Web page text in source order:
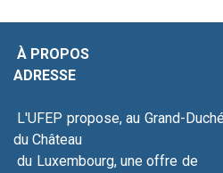
À
ADRESSE
L'UFEP propose, au
du Château
du Luxembourg,